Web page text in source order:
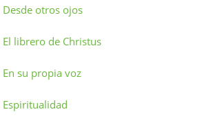
Desde otros ojos
El librero de Christus
En su propia voz
Espiritualidad